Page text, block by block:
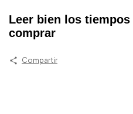
Leer bien los
comprar
Compartir